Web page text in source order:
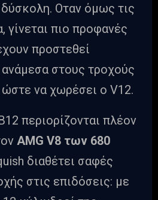
δύσκολη. Οταν όμως τις
γίνεται πιο προφανές
προστεθεί
στους τροχούς
ώστε να χωρέσει ο V12.
περιορίζονται πλέον
AMG V8 των 680
διαθέτει σαφές
στις επιδόσεις: με